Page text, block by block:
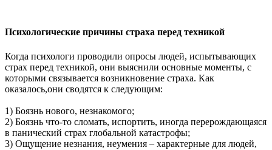
Психологические причины страха перед техникой
Когда психологи проводили опросы людей, испытывающих
страх перед техникой, они выяснили основные моменты, с
которыми связывается возникновение страха. Как
оказалось,они сводятся к следующим:
1) Боязнь нового, незнакомого;
2) Боязнь что-то сломать, испортить, иногда перерождающаяся
в панический страх глобальной катастрофы;
3) Ощущение незнания, неумения – характерные для людей,